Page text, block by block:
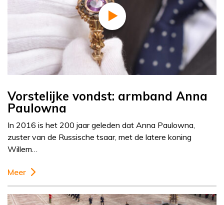
Vorstelijke vondst: armband Anna
Paulowna
In 2016 is het 200 jaar geleden dat Anna Paulowna,
zuster van de Russische tsaar, met de latere koning
Willem…
Meer